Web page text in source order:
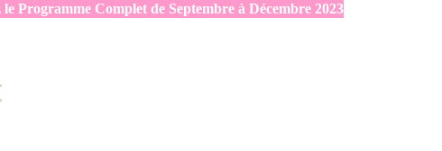
le Programme Complet de Septembre à Décembre 2023